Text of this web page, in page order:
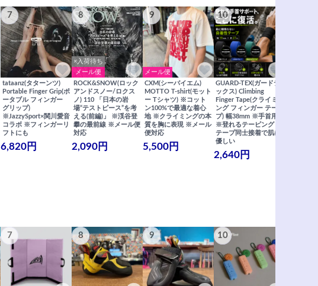
7
tataanz(タターンツ)
Portable Finger Grip(ポ
ータブル フィンガー
グリップ)
※JazzySport×関川愛音
コラボ ※フィンガーリ
フトにも
6,820円
8
×入荷待ち
メール便
ROCK&SNOW(ロック
アンドスノー/ロクス
ノ) 110 「日本の岩
場“テストピース”を考
える(前編)」 ※渓谷登
攀の最前線 ※メール便
対応
2,090円
9
メール便
CXM(シーバイエム)
MOTTO T-shirt(モット
ー Tシャツ) ※コット
ン100%で最適な着心
地 ※クライミングの本
質を胸に表現 ※メール
便対応
5,500円
10
GUARD-TEX(ガードテ
ックス) Climbing
Finger Tape(クライミ
ング フィンガー テー
プ) 幅38mm ※手首用
※登れるテーピング ※
テープ同士接着で肌に
優しい
2,640円
7 8 9 10